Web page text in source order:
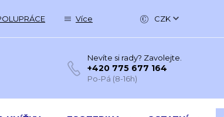
Více CZK
Nevíte si rady? Zavolejte.
+420 775 677 164
Po-Pá (8-16h)